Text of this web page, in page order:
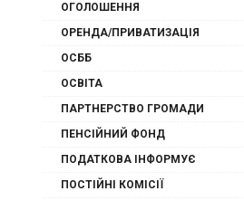
ОГОЛОШЕННЯ
ОРЕНДА/ПРИВАТИЗАЦІЯ
ОСББ
ОСВІТА
ПАРТНЕРСТВО ГРОМАДИ
ПЕНСІЙНИЙ ФОНД
ПОДАТКОВА ІНФОРМУЄ
ПОСТІЙНІ КОМІСІЇ